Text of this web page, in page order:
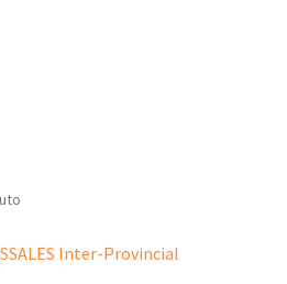
Inter-Provincial